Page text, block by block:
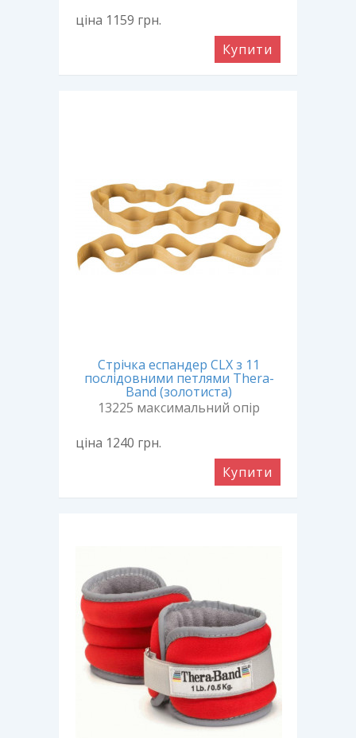
ціна 1159 грн.
Купити
Стрічка еспандер CLX з 11
послідовними петлями Thera-
Band (золотиста)
13225 максимальний опір
ціна 1240 грн.
Купити